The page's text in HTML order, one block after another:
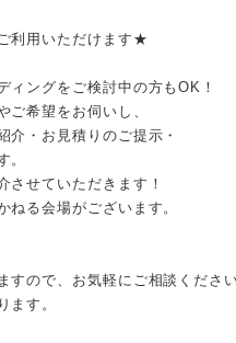
利用いただけます★
ィングをご検討中の方もOK！
ご希望をお伺いし、
介・お見積りのご提示・
。
させていただきます！
る会場がございます。
すので、お気軽にご相談ください
ます。